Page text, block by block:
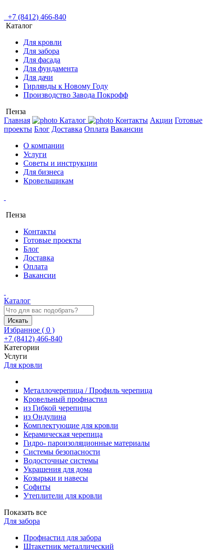
+7 (8412) 466-840
Каталог
Для кровли
Для забора
Для фасада
Для фундамента
Для дачи
Гирлянды к Новому Году
Производство Завода Покрофф
Пенза
Главная
Каталог Контакты Акции Готовые
проекты Блог Доставка Оплата Вакансии
О компании
Услуги
Советы и инструкции
Для бизнеса
Кровельщикам
Пенза
Контакты
Готовые проекты
Блог
Доставка
Оплата
Вакансии
Каталог
Искать
Избранное ( 0 )
+7 (8412) 466-840
Категории
Услуги
Для кровли
Металлочерепица / Профиль черепица
Кровельный профнастил
из Гибкой черепицы
из Ондулина
Комплектующие для кровли
Керамическая черепица
Гидро- пароизоляционные материалы
Системы безопасности
Водосточные системы
Украшения для дома
Козырьки и навесы
Софиты
Утеплители для кровли
Показать все
Для забора
Профнастил для забора
Штакетник металлический